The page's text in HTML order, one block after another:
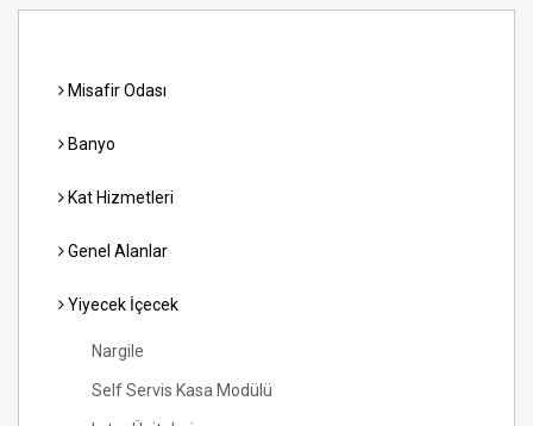
Misafir Odası
Banyo
Kat Hizmetleri
Genel Alanlar
Yiyecek İçecek
Nargile
Self Servis Kasa Modülü